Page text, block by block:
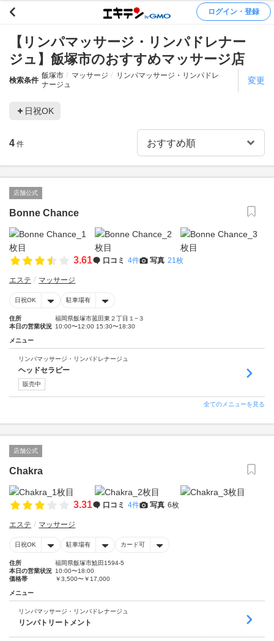
ログイン・登録
【リンパマッサージ・リンパドレナー
ジュ】飯塚市のおすすめマッサージ店
検索条件
飯塚市 マッサージ
リンパマッサージ・リンパドレ
ナージュ
変更
日祝OK
4 件
店舗公式
Bonne Chance
3.61 口コミ 4件 写真 21枚
エステ マッサージ
日祝OK 駐車場有
住所
福岡県飯塚市菰田東２丁目１−３
本日の営業状況 10:00〜12:00 15:30〜18:30
メニュー
リンパマッサージ・リンパドレナージュ
ヘッドセラピー
販売中
全てのメニューを見る
店舗公式
Chakra
3.31 口コミ 4件 写真 6枚
エステ マッサージ
日祝OK 駐車場有 カード可
住所
福岡県飯塚市鯰田1594-5
本日の営業状況 10:00〜18:00
価格帯
￥3,500〜￥17,000
メニュー
リンパマッサージ・リンパドレナージュ
リンパトリートメント